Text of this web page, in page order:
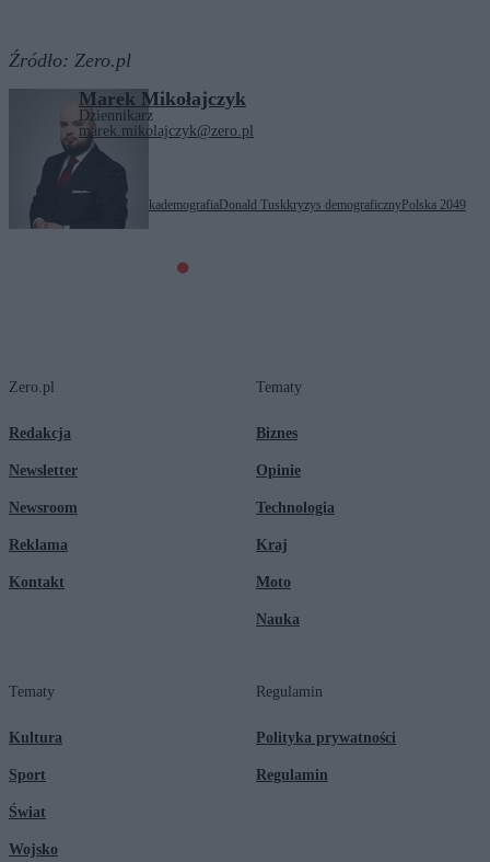
Źródło: Zero.pl
Marek Mikołajczyk
Dziennikarz
marek.mikolajczyk@zero.pl
Tagi: Aleksandra Gajewskademografia Donald Tuskkryzys demograficzny Polska 2049
Zero.pl
Redakcja
Newsletter
Newsroom
Reklama
Kontakt
Tematy
Biznes
Opinie
Technologia
Kraj
Moto
Nauka
Tematy
Kultura
Sport
Świat
Wojsko
Regulamin
Polityka prywatności
Regulamin